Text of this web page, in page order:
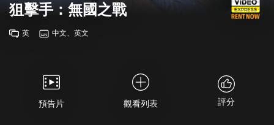
狙擊手：無國之戰
英 中文、英文
預告片 觀看列表 評分